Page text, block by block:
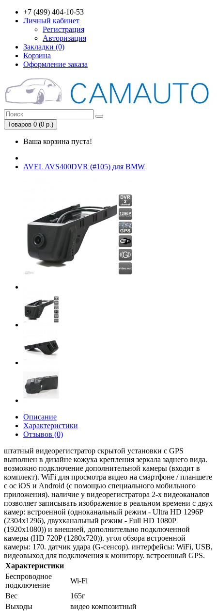
+7 (499) 404-10-53
Личный кабинет
Регистрация
Авторизация
Закладки (0)
Корзина
Оформление заказа
Товаров 0 (0 р.)
Ваша корзина пуста!
AVEL AVS400DVR (#105) для BMW
Описание
Характеристики
Отзывов (0)
штатный видеорегистратор скрытой установки с GPS
выполнен в дизайне кожуха крепления зеркала заднего вида.
возможно подключение дополнительной камеры (входит в
комплект). WiFi для просмотра видео на смартфоне / планшете
с ос iOS и Android (с помощью специального мобильного
приложения). наличие у видеорегистратора 2-х видеоканалов
позволяет записывать изображение в реальном времени с двух
камер: встроенной (одноканальный режим - Ultra HD 1296P
(2304x1296), двухканальный режим - Full HD 1080P
(1920х1080)) и внешней, дополнительно подключенной
камеры (HD 720P (1280x720)). угол обзора встроенной
камеры: 170. датчик удара (G-сенсор). интерфейсы: WiFi, USB,
видеовыход для подключения к монитору. встроенный GPS.
Характеристики
Беспроводное
подключение
Wi-Fi
Вес
165г
Выходы
видео композитный